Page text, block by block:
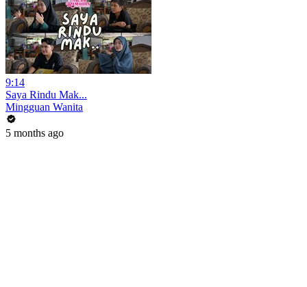
9:14
Saya Rindu Mak...
Mingguan Wanita
5 months ago